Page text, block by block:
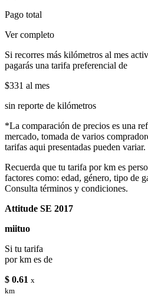
Pago total
Ver completo
Si recorres más kilómetros al mes
pagarás una tarifa preferencial de
$331 al mes
sin reporte de kilómetros
*La comparación de precios es una
mercado, tomada de varios
tarifas aqui presentadas pueden variar.
Recuerda que tu tarifa por km es
factores como: edad, género, tipo de
Consulta términos y condiciones.
Attitude SE 2017
miituo
Si tu tarifa
por km es de
$ 0.61 x
km